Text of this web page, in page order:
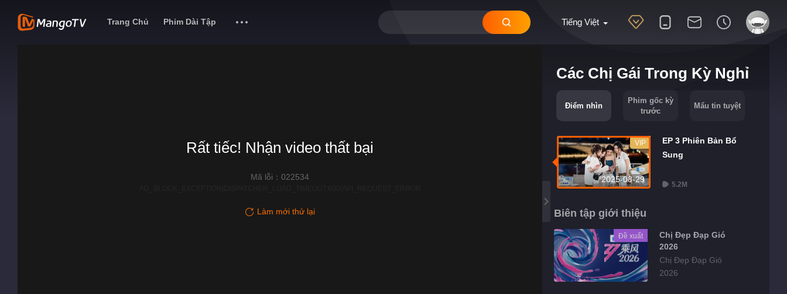
Tiếng Việt
Trang Chủ Phim Dài Tập
Các Chị Gái Trong Kỳ Nghỉ
Điểm nhìn
Phim gốc kỳ
trước
Mẩu tin tuyệt
2025-08-29
VIP
EP 3 Phiên Bản Bổ
Sung
5.2M
Biên tập giới thiệu
Đề xuất
Chị Đẹp Đạp Gió
2026
Chị Đẹp Đạp Gió
2026
Rất tiếc! Nhận video thất bại
Mã lỗi：022534
Làm mới thử lại